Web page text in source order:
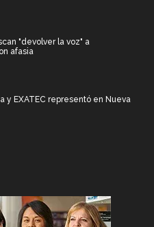
"devolver la voz" a
afasia
y EXATEC representó en Nueva